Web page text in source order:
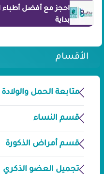
احجز مع أفضل
بداية
الأقسام
متابعة الحمل والولادة
قسم النساء
قسم أمراض الذكورة
تجميل العضو الذكري